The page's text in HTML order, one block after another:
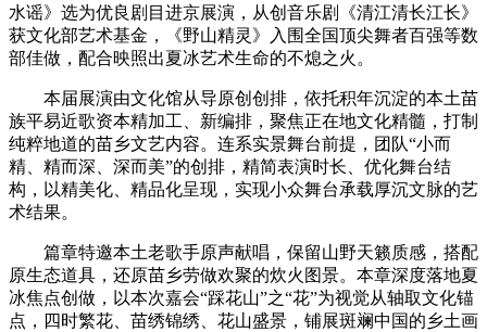
水谣》选为优良剧目进京展演，从创音乐剧《清江清长江长》
获文化部艺术基金，《野山精灵》入围全国顶尖舞者百强等数
部佳做，配合映照出夏冰艺术生命的不熄之火。
本届展演由文化馆从导原创创排，依托积年沉淀的本土苗
族平易近歌资本精加工、新编排，聚焦正在地文化精髓，打制
纯粹地道的苗乡文艺内容。连系实景舞台前提，团队“小而
精、精而深、深而美”的创排，精简表演时长、优化舞台结
构，以精美化、精品化呈现，实现小众舞台承载厚沉文脉的艺
术结果。
篇章特邀本土老歌手原声献唱，保留山野天籁质感，搭配
原生态道具，还原苗乡劳做欢聚的炊火图景。本章深度落地夏
冰焦点创做，以本次嘉会“踩花山”之“花”为视觉从轴取文化锚
点，四时繁花、苗绣锦绣、花山盛景，铺展斑斓中国的乡土画